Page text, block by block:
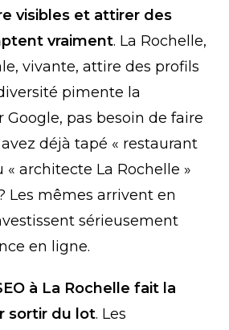
visibles et attirer des
vraiment. La Rochelle,
vivante, attire des profils
pimente la
Google, pas besoin de faire
déjà tapé « restaurant
« architecte La Rochelle »
Les mêmes arrivent en
sérieusement
en ligne.
à La Rochelle fait la
sortir du lot. Les